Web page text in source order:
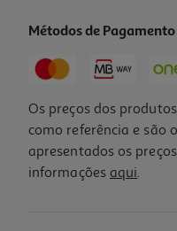
Métodos de Pagamento
Os preços dos
como referência e são
apresentados os
informações aqui.